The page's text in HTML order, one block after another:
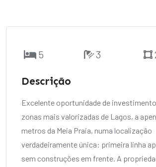
5 3
Descrição
Excelente oportunidade de
zonas mais valorizadas de Lagos, a
metros da Meia Praia, numa localização
verdadeiramente única: primeira linha
sem construções em frente. A